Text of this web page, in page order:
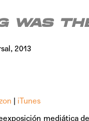
WAS
2013
| iTunes
mediática de